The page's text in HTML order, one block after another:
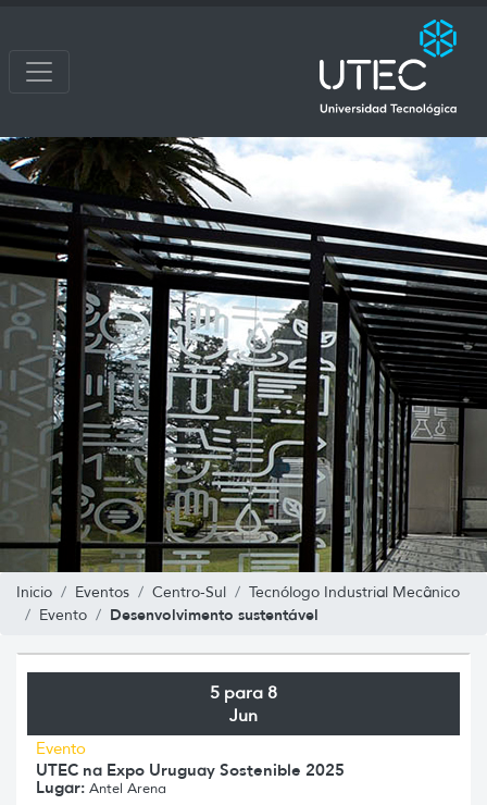
Inicio Eventos Centro-Sul
Tecnólogo Industrial Mecânico
Evento
Desenvolvimento sustentável
5 para 8
Jun
Evento
UTEC na Expo Uruguay Sostenible 2025
Lugar: Antel Arena